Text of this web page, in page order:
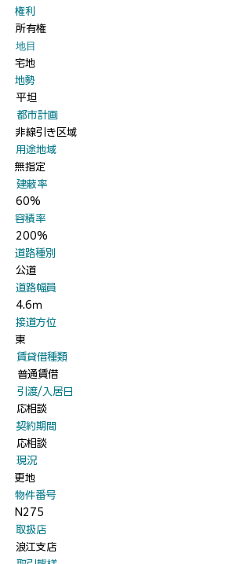
​権利
所有権
​地目
宅地
​地勢
平坦
​都市計画
非線引き区域
​用途地域
無指定
​建蔽率
60%
​容積率
200%
​道路種別
公道
​道路幅員
4.6ｍ
​接道方位
東
​賃貸借種類
普通賃借
​引渡/入居日
応相談
​契約期間
応相談
​現況
更地
​物件番号
N275
​取扱店
浪江支店